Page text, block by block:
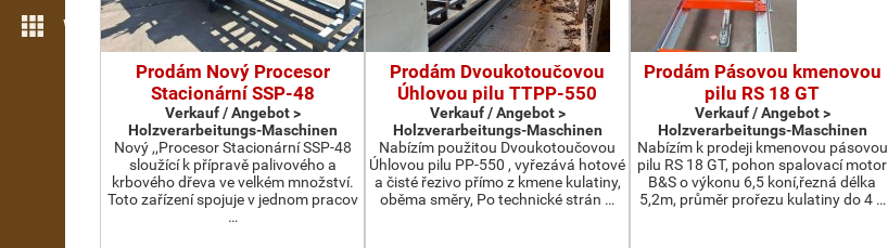
Weitere Funktionen
Prodám Nový Procesor
Stacionární SSP-48
Verkauf / Angebot >
Holzverarbeitungs-Maschinen
Nový ,,Procesor Stacionární SSP-48
sloužící k přípravě palivového a
krbového dřeva ve velkém množství.
Toto zařízení spojuje v jednom pracov
…
Prodám Dvoukotoučovou
Úhlovou pilu TTPP-550
Verkauf / Angebot >
Holzverarbeitungs-Maschinen
Nabízím použitou Dvoukotoučovou
Úhlovou pilu PP-550 , vyřezává hotové
a čisté řezivo přímo z kmene kulatiny,
oběma směry, Po technické strán …
Prodám Pásovou kmenovou
pilu RS 18 GT
Verkauf / Angebot >
Holzverarbeitungs-Maschinen
Nabízím k prodeji kmenovou pásovou
pilu RS 18 GT, pohon spalovací motor
B&S o výkonu 6,5 koní,řezná délka
5,2m, průměr prořezu kulatiny do 4 …